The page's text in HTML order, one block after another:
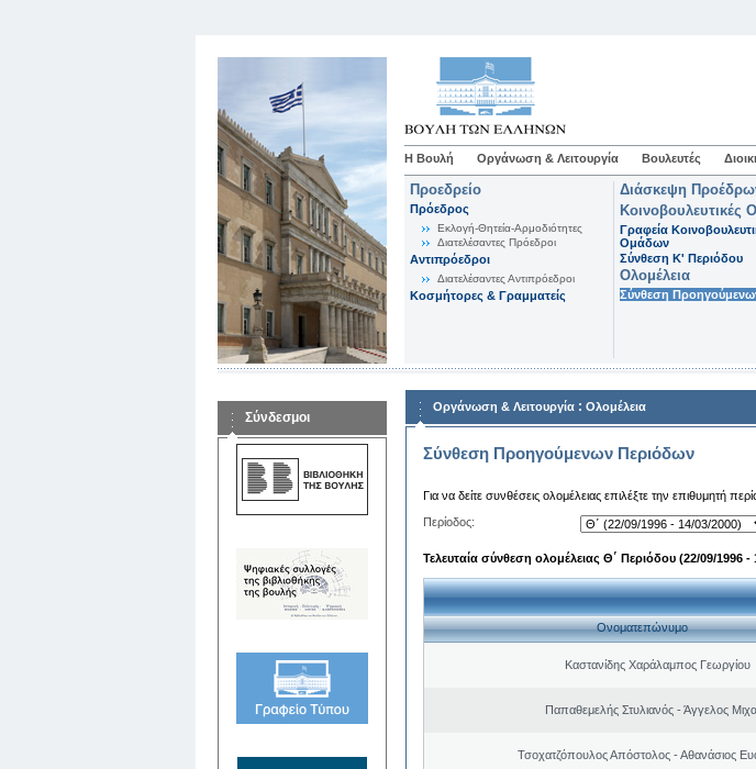
Η Βουλή Οργάνωση & Λειτουργία Βουλευτές
Προεδρείο
Πρόεδρος
Εκλογή-Θητεία-Αρμοδιότητες
Διατελέσαντες Πρόεδροι
Αντιπρόεδροι
Διατελέσαντες Αντιπρόεδροι
Κοσμήτορες & Γραμματείς
Διάσκεψη
Κοινοβουλευτικές
Γραφεία
Ομάδων
Σύνθεση K' Περιόδου
Ολομέλεια
Σύνθεση
Σύνδεσμοι
Οργάνωση & Λειτουργία : Ολομέλεια
Σύνθεση Προηγούμενων Περιόδων
Για να δείτε συνθέσεις ολομέλειας επιλέξτε την επιθυμητή
Περίοδος:
Τελευταία σύνθεση ολομέλειας Θ΄ Περιόδου (22/09/1996 -
Ονοματεπώνυμο
Καστανίδης Χαράλαμπος Γεωργίου
Παπαθεμελής Στυλιανός - Άγγελος
Τσοχατζόπουλος Απόστολος - Αθανάσιος